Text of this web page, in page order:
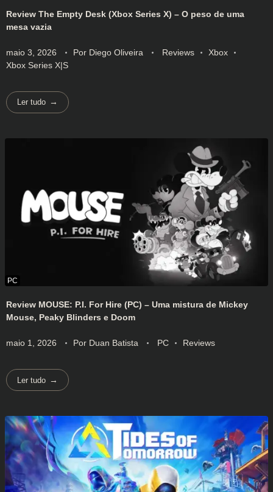
Review The Empty Desk (Xbox Series X) – O peso de uma
mesa vazia
maio 3, 2026 Por Diego Oliveira Reviews
Xbox
Xbox Series X|S
Ler tudo
Review MOUSE: P.I. For Hire (PC) – Uma mistura de Mickey
Mouse, Peaky Blinders e Doom
maio 1, 2026 Por Duan Batista PC Reviews
Ler tudo